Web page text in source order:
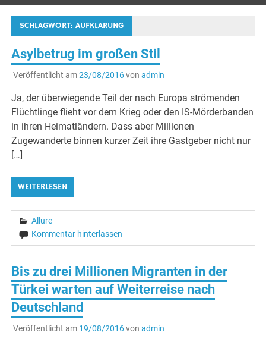
SCHLAGWORT:AUFKLARUNG
Asylbetrug im großen Stil
Veröffentlicht am23/08/2016von admin
Ja, der überwiegende Teil der nach Europa strömenden
Flüchtlinge flieht vor dem Krieg oder den IS-Mörderbanden
in ihren Heimatländern. Dass aber Millionen
Zugewanderte binnen kurzer Zeit ihre Gastgeber nicht nur
[…]
WEITERLESEN
Allure
Kommentar hinterlassen
Bis zu drei Millionen Migranten in der
Türkei warten auf Weiterreise nach
Deutschland
Veröffentlicht am 19/08/2016von admin